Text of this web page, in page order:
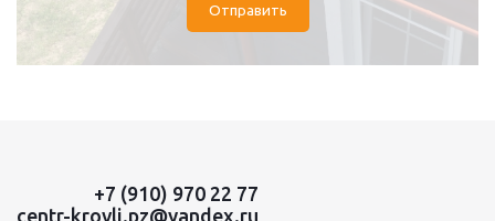
Отправить
+7 (910) 970 22 77
centr-krovli.pz@yandex.ru